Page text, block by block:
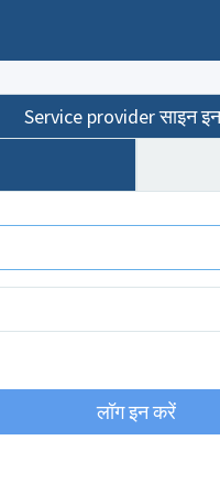
Service provider साइन